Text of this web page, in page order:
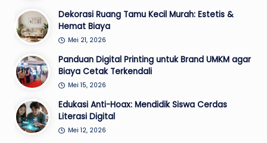
Dekorasi Ruang Tamu Kecil Murah: Estetis &
Hemat Biaya
Mei 21, 2026
Panduan Digital Printing untuk Brand UMKM agar
Biaya Cetak Terkendali
Mei 15, 2026
Edukasi Anti-Hoax: Mendidik Siswa Cerdas
Literasi Digital
Mei 12, 2026